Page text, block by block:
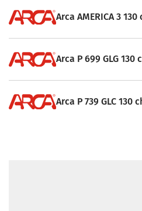
Arca AMERICA 3 130
Arca P 699 GLG 130
Arca P 739 GLC 130